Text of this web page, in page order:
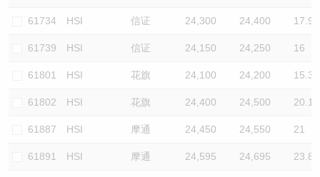
61734 HSI 信证 24,300 24,400 17.9
61739 HSI 信证 24,150 24,250 16
61801 HSI 花旗 24,100 24,200 15.3
61802 HSI 花旗 24,400 24,500 20.1
61887 HSI 摩通 24,450 24,550 21
61891 HSI 摩通 24,595 24,695 23.8